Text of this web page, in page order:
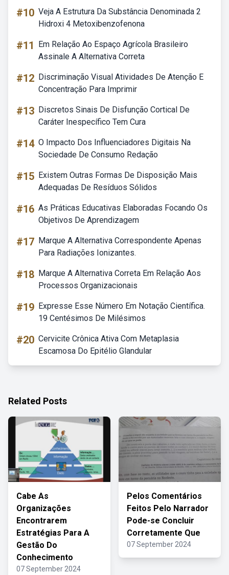
#10 Veja A Estrutura Da Substância Denominada 2
Hidroxi 4 Metoxibenzofenona
#11
Em Relação Ao Espaço Agrícola Brasileiro
Assinale A Alternativa Correta
#12 Discriminação Visual Atividades De Atenção E
Concentração Para Imprimir
#13 Discretos Sinais De Disfunção Cortical De
Caráter Inespecífico Tem Cura
#14 O Impacto Dos Influenciadores Digitais Na
Sociedade De Consumo Redação
#15 Existem Outras Formas De Disposição Mais
Adequadas De Resíduos Sólidos
#16 As Práticas Educativas Elaboradas Focando Os
Objetivos De Aprendizagem
#17 Marque A Alternativa Correspondente Apenas
Para Radiações Ionizantes.
#18 Marque A Alternativa Correta Em Relação Aos
Processos Organizacionais
#19 Expresse Esse Número Em Notação Científica.
19 Centésimos De Milésimos
#20 Cervicite Crônica Ativa Com Metaplasia
Escamosa Do Epitélio Glandular
Related Posts
Cabe As
Organizações
Encontrarem
Estratégias Para A
Gestão Do
Conhecimento
07 September 2024
Pelos Comentários
Feitos Pelo Narrador
Pode-se Concluir
Corretamente Que
07 September 2024